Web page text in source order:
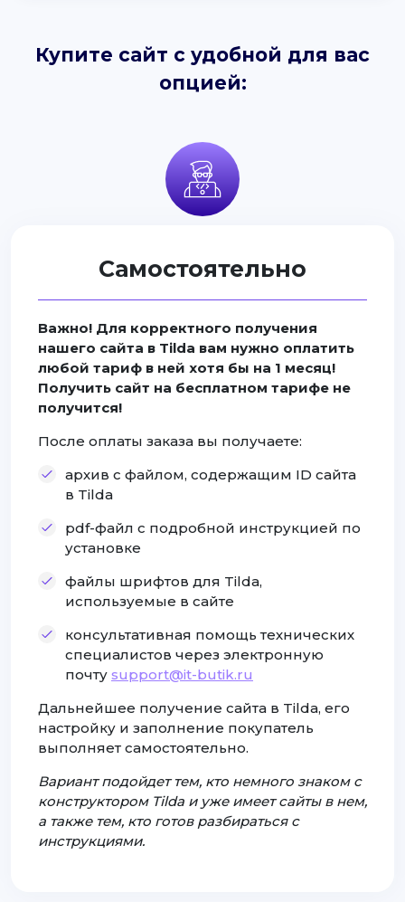
Купите сайт с удобной для вас
опцией:
Самостоятельно
Важно! Для корректного получения
нашего сайта в Tilda вам нужно оплатить
любой тариф в ней хотя бы на 1 месяц!
Получить сайт на бесплатном тарифе не
получится!
После оплаты заказа вы получаете:
архив с файлом, содержащим ID сайта
в Tilda
pdf-файл с подробной инструкцией по
установке
файлы шрифтов для Tilda,
используемые в сайте
консультативная помощь технических
специалистов через электронную
почту support@it-butik.ru
Дальнейшее получение сайта в Tilda, его
настройку и заполнение покупатель
выполняет самостоятельно.
Вариант подойдет тем, кто немного знаком с
конструктором Tilda и уже имеет сайты в нем,
а также тем, кто готов разбираться с
инструкциями.